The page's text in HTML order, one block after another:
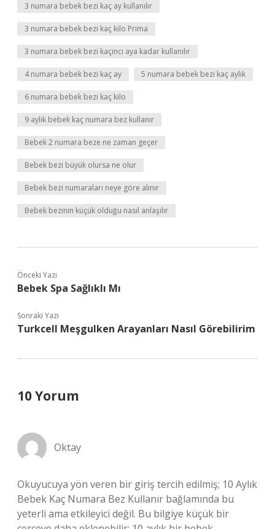
3 numara bebek bezi kaç ay kullanılır
3 numara bebek bezi kaç kilo Prima
3 numara bebek bezi kaçıncı aya kadar kullanılır
4 numara bebek bezi kaç ay 5 numara bebek bezi kaç aylık
6 numara bebek bezi kaç kilo
9 aylık bebek kaç numara bez kullanır
Bebek 2 numara beze ne zaman geçer
Bebek bezi büyük olursa ne olur
Bebek bezi numaraları neye göre alınır
Bebek bezinin küçük olduğu nasıl anlaşılır
Önceki Yazı
Bebek Spa Sağlıklı Mı
Sonraki Yazı
Turkcell Meşgulken Arayanları Nasıl Görebilirim
10 Yorum
Oktay
Okuyucuya yön veren bir giriş tercih edilmiş; 10 Aylık
Bebek Kaç Numara Bez Kullanır bağlamında bu
yeterli ama etkileyici değil. Bu bilgiye küçük bir